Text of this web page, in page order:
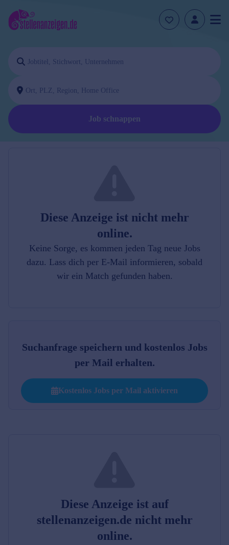
Job schnappen
Diese Anzeige ist nicht mehr
online.
Keine Sorge, es kommen jeden Tag neue Jobs
dazu. Lass dich per E-Mail informieren, sobald
wir ein Match gefunden haben.
Suchanfrage speichern und kostenlos Jobs
per Mail erhalten.
Kostenlos Jobs per Mail aktivieren
Diese Anzeige ist auf
stellenanzeigen.de nicht mehr
online.